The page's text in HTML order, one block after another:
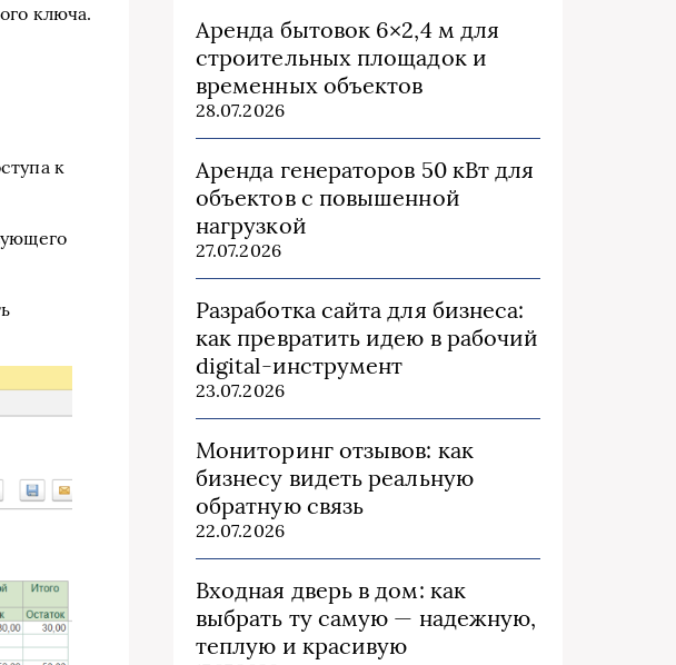
ключа.
к
Аренда бытовок 6×2,4 м для
строительных площадок и
временных объектов
28.07.2026
Аренда генераторов 50 кВт для
объектов с повышенной
нагрузкой
27.07.2026
Разработка сайта для бизнеса:
как превратить идею в рабочий
digital-инструмент
23.07.2026
Мониторинг отзывов: как
бизнесу видеть реальную
обратную связь
22.07.2026
Входная дверь в дом: как
выбрать ту самую — надежную,
теплую и красивую